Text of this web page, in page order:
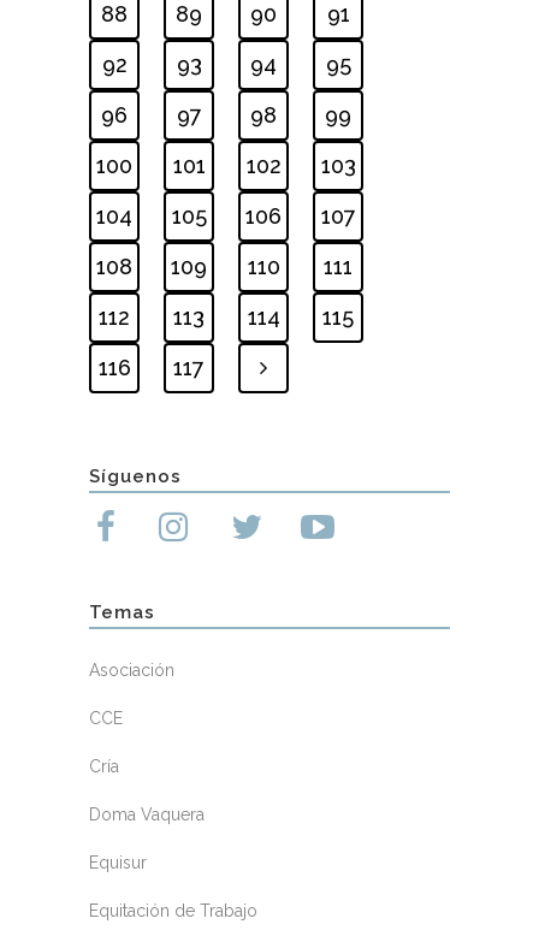
88
89 90
91
92
93 94
95
96
97 98
99
100
101 102
103
104
105 106
107
108
109 110
111
112
113 114
115
116
117
Síguenos
Temas
Asociación
CCE
Cría
Doma Vaquera
Equisur
Equitación de Trabajo